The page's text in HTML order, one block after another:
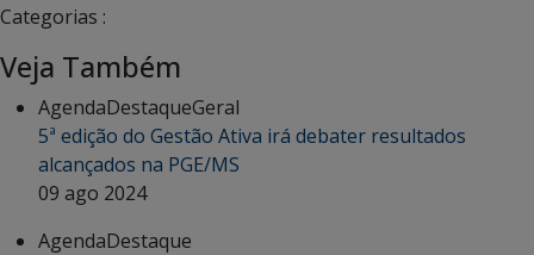
Categorias :
Veja Também
AgendaDestaqueGeral
5ª edição do Gestão Ativa irá debater resultados
alcançados na PGE/MS
09 ago 2024
AgendaDestaque